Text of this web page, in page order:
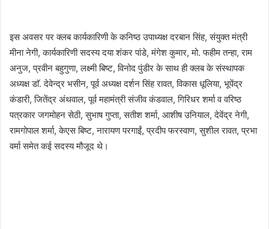
इस अवसर पर क्लब कार्यकारिणी के कनिष्ठ उपाध्यक्ष दरबान सिंह, संयुक्त मंत्री
मीना नेगी, कार्यकारिणी सदस्य दया शंकर पांडे, मंगेश कुमार, मो. फहीम तन्हा, राम
अनुज, प्रवीन बहुगुणा, लक्ष्मी बिष्ट, विनोद पुंडीर के साथ ही क्लब के संस्थापक
अध्यक्ष डाॅ. देवेन्द्र भसीन, पूर्व अध्यक्ष दर्शन सिंह रावत, विकास धूलिया, भूपेंद्र
कंडारी, जितेंद्र अंथवाल, पूर्व महामंत्री संजीव कंडवाल, गिरिधर शर्मा व वरिष्ठ
पत्रकार जगमोहन सेठी, सुभाष गुप्ता, सतीश शर्मा, आशीष उनियाल, देवेंद्र नेगी,
रामगोपाल शर्मा, केएस बिष्ट, नारायण परगाईं, प्रदीप फरस्वाण, सुशील रावत, प्रभा
वर्मा समेत कई सदस्य मौजूद थे।